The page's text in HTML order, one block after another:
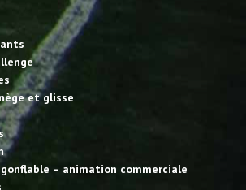
et glisse
– animation commerciale